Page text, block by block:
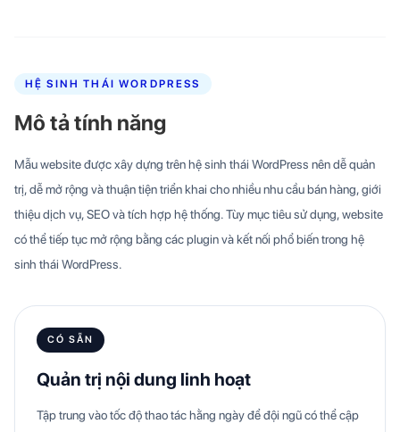
HỆ SINH THÁI WORDPRESS
Mô tả tính năng
Mẫu website được xây dựng trên hệ sinh thái WordPress nên dễ quản
trị, dễ mở rộng và thuận tiện triển khai cho nhiều nhu cầu bán hàng, giới
thiệu dịch vụ, SEO và tích hợp hệ thống. Tùy mục tiêu sử dụng, website
có thể tiếp tục mở rộng bằng các plugin và kết nối phổ biến trong hệ
sinh thái WordPress.
CÓ SẴN
Quản trị nội dung linh hoạt
Tập trung vào tốc độ thao tác hằng ngày để đội ngũ có thể cập